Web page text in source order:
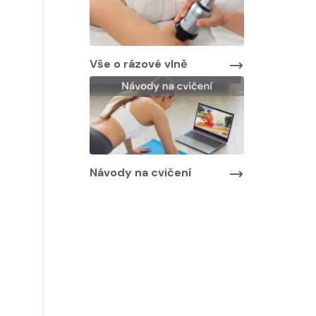
Vše o rázové vlně
Návody na cvičení